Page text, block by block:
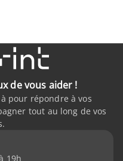
de vous aider !
pour répondre à vos
tout au long de vos
19h